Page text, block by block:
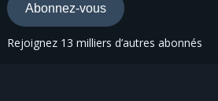
Abonnez-vous
Rejoignez 13 milliers d’autres abonnés